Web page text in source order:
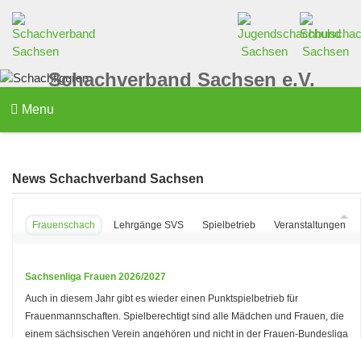
Schachverband Sachsen e.V.
Menu
News Schachverband Sachsen
Frauenschach Lehrgänge SVS Spielbetrieb Veranstaltungen
Sachsenliga Frauen 2026/2027
Auch in diesem Jahr gibt es wieder einen Punktspielbetrieb für
Frauenmannschaften. Spielberechtigt sind alle Mädchen und Frauen, die
einem sächsischen Verein angehören und nicht in der Frauen-Bundesliga